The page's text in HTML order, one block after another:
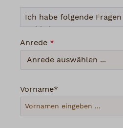
Anrede *
Vorname*